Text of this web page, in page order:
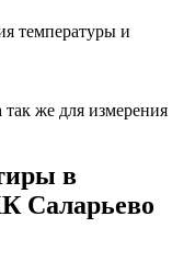
температуры и
же для измерения
в
Саларьево